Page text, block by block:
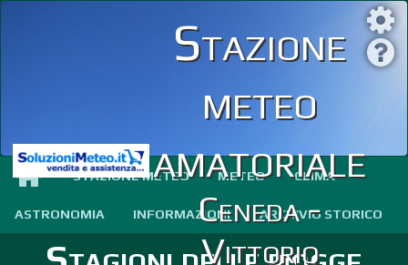
Stazione
meteo
amatoriale
Ceneda -
Vittorio
STAZIONE METEO METEO CLIMA
ASTRONOMIA INFORMAZIONI ARCHIVIO STORICO